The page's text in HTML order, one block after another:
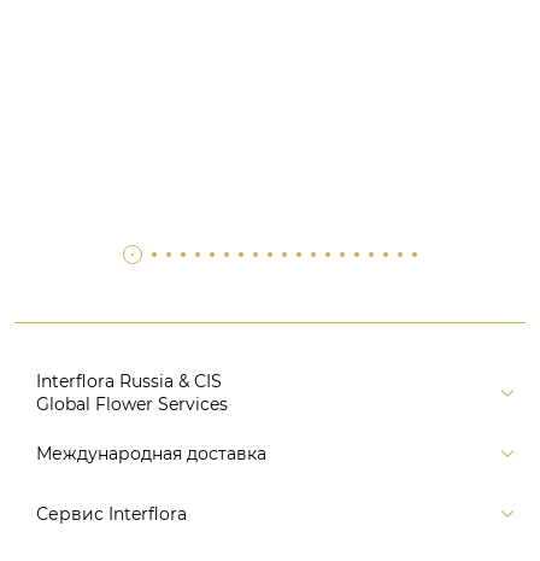
Interflora Russia & CIS
Global Flower Services
Версия для печати
Поиск
Международная доставка
Россия
Сервис Interflora